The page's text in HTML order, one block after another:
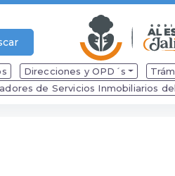
Direcciones y OPD´s
de Servicios Inmobiliarios